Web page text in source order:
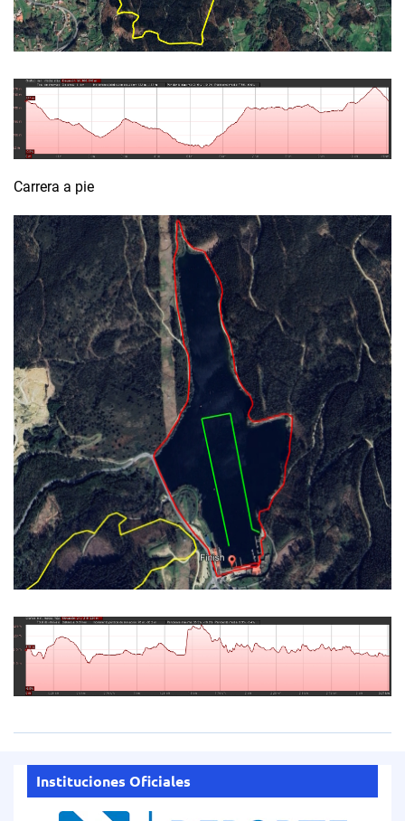
Carrera a pie
Instituciones Oficiales